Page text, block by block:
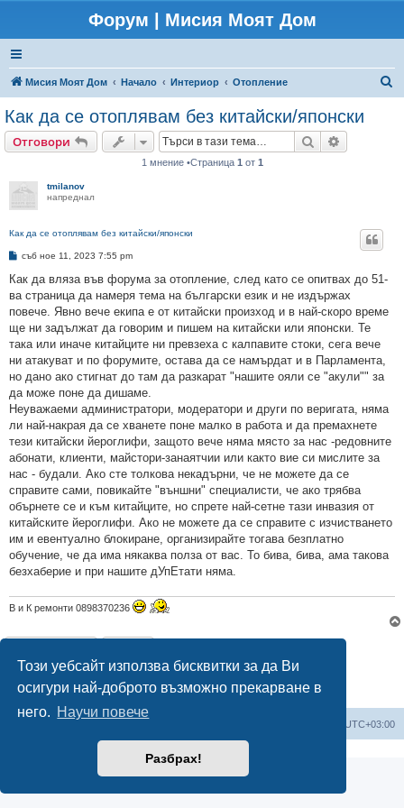
Този уебсайт използва бисквитки за да Ви
осигури най-доброто възможно прекарване в
него. Научи повече
Разбрах!
Форум | Мисия Моят Дом
Мисия Моят Дом Начало Интериор Отопление
Как да се отоплявам без китайски/японски
Отговори Търсене
1 мнение •Страница 1 от 1
tmilanov
напреднал
Как да се отоплявам без китайски/японски
М
е
и
е
съб ное 11, 2023 7:55 pm
Как да вляза във форума за отопление, след като се опитвах до 51-
ва страница да намеря тема на български език и не издържах
повече. Явно вече екипа е от китайски произход и в най-скоро време
ще ни задължат да говорим и пишем на китайски или японски. Те
така или иначе китайците ни превзеха с калпавите стоки, сега вече
ни атакуват и по форумите, остава да се намърдат и в Парламента,
но дано ако стигнат до там да разкарат "нашите ояли се "акули"" за
да може поне да дишаме.
Неуважаеми администратори, модератори и други по веригата, няма
ли най-накрая да се хванете поне малко в работа и да премахнете
тези китайски йероглифи, защото вече няма място за нас -редовните
абонати, клиенти, майстори-занаятчии или както вие си мислите за
нас - будали. Ако сте толкова некадърни, че не можете да се
справите сами, повикайте "външни" специалисти, че ако трябва
обърнете се и към китайците, но спрете най-сетне тази инвазия от
китайските йероглифи. Ако не можете да се справите с изчистването
им и евентуално блокиране, организирайте тогава безплатно
обучение, че да има някаква полза от вас. То бива, бива, ама такова
безхаберие и при нашите дУпЕтати няма.
В и К ремонти 0898370236
1 мнение •Страница1 от1
UTC+03:00